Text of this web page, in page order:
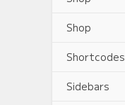
Shop
Shortcodes
Sidebars